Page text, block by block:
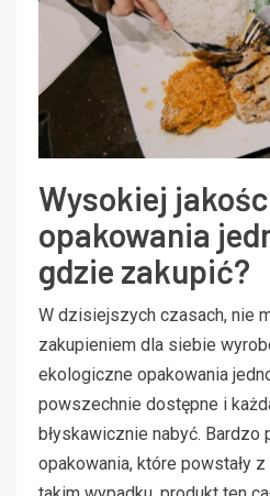
Wysokiej
opakowania
gdzie zakupić?
W dzisiejszych czasach, nie
zakupieniem dla siebie
ekologiczne opakowania
powszechnie dostępne i
błyskawicznie nabyć. Bardzo
opakowania, które powstały